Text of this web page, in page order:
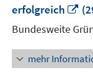
erfolgreich
In
Bundesweite
mehr